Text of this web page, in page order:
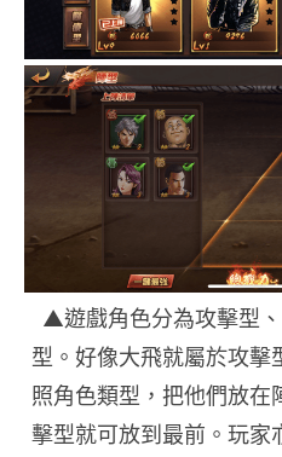
▲遊戲角色分為攻擊型
型。好像大飛就屬於攻擊
照角色類型，把他們放
擊型就可放到最前。玩家